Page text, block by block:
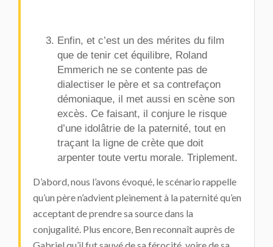
Enfin, et c’est un des mérites du film
que de tenir cet équilibre, Roland
Emmerich ne se contente pas de
dialectiser le père et sa contrefaçon
démoniaque, il met aussi en scène son
excès. Ce faisant, il conjure le risque
d’une idolâtrie de la paternité, tout en
traçant la ligne de crète que doit
arpenter toute vertu morale. Triplement.
D’abord, nous l’avons évoqué, le scénario rappelle
qu’un père n’advient pleinement à la paternité qu’en
acceptant de prendre sa source dans la
conjugalité. Plus encore, Ben reconnaît auprès de